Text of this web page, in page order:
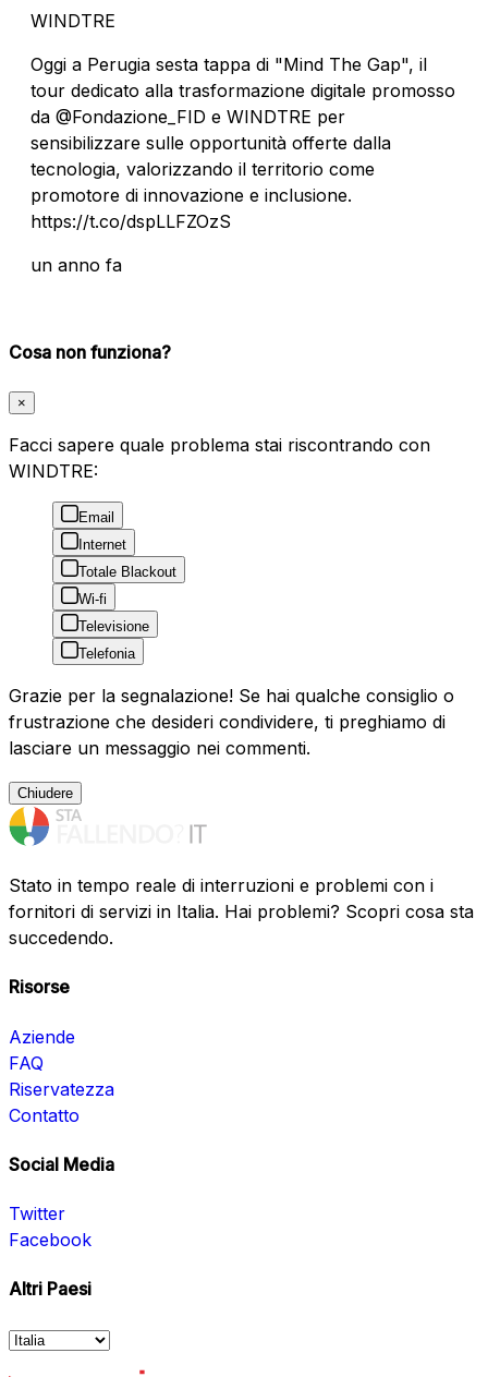
WINDTRE
Oggi a Perugia sesta tappa di "Mind The Gap", il
tour dedicato alla trasformazione digitale promosso
da @Fondazione_FID e WINDTRE per
sensibilizzare sulle opportunità offerte dalla
tecnologia, valorizzando il territorio come
promotore di innovazione e inclusione.
https://t.co/dspLLFZOzS
un anno fa
Cosa non funziona?
×
Facci sapere quale problema stai riscontrando con
WINDTRE:
Email
Internet
Totale Blackout
Wi-fi
Televisione
Telefonia
Grazie per la segnalazione! Se hai qualche consiglio o
frustrazione che desideri condividere, ti preghiamo di
lasciare un messaggio nei commenti.
Chiudere
Stato in tempo reale di interruzioni e problemi con i
fornitori di servizi in Italia. Hai problemi? Scopri cosa sta
succedendo.
Risorse
Aziende
FAQ
Riservatezza
Contatto
Social Media
Twitter
Facebook
Altri Paesi